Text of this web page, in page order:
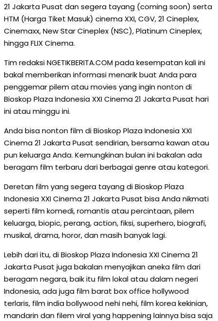
21 Jakarta Pusat dan segera tayang (coming soon) serta
HTM (Harga Tiket Masuk) cinema XXI, CGV, 21 Cineplex,
Cinemaxx, New Star Cineplex (NSC), Platinum Cineplex,
hingga FLIX Cinema.
Tim redaksi NGETIKBERITA.COM pada kesempatan kali ini
bakal memberikan informasi menarik buat Anda para
penggemar pilem atau movies yang ingin nonton di
Bioskop Plaza Indonesia XXI Cinema 21 Jakarta Pusat hari
ini atau minggu ini.
Anda bisa nonton film di Bioskop Plaza Indonesia XXI
Cinema 21 Jakarta Pusat sendirian, bersama kawan atau
pun keluarga Anda. Kemungkinan bulan ini bakalan ada
beragam film terbaru dari berbagai genre atau kategori.
Deretan film yang segera tayang di Bioskop Plaza
Indonesia XXI Cinema 21 Jakarta Pusat bisa Anda nikmati
seperti film komedi, romantis atau percintaan, pilem
keluarga, biopic, perang, action, fiksi, superhero, biografi,
musikal, drama, horor, dan masih banyak lagi.
Lebih dari itu, di Bioskop Plaza Indonesia XXI Cinema 21
Jakarta Pusat juga bakalan menyajikan aneka film dari
beragam negara, baik itu film lokal atau dalam negeri
Indonesia, ada juga film barat box office hollywood
terlaris, film india bollywood nehi nehi, film korea kekinian,
mandarin dan filem viral yang happening lainnya bisa saja